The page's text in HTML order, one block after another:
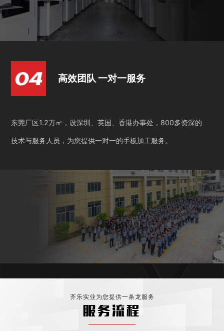
高效团队 一对一服务
东莞厂区1.2万㎡，设深圳、英国、香港办事处，800多资深的
技术与服务人员，为您提供一对一的手板加工服务。
齐乐实业为您提供一条龙服务
服务流程